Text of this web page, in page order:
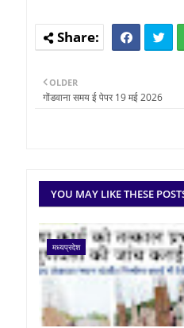
OLDER
गोंडवाना समय ई पेपर 19 मई 2026
YOU MAY LIKE THESE
मध्यप्रदेश